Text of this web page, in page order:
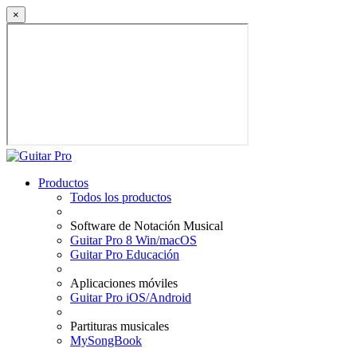
×
Productos
Todos los productos
Software de Notación Musical
Guitar Pro 8 Win/macOS
Guitar Pro Educación
Aplicaciones móviles
Guitar Pro iOS/Android
Partituras musicales
MySongBook